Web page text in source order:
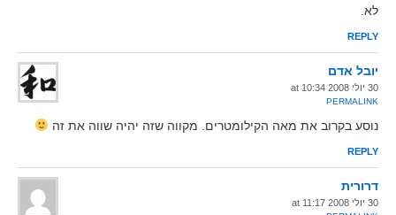
לא.
REPLY
יובל אדם
30 יולי 2008 at 10:34
PERMALINK
נוסע בקרוב את מאה הקילומטרים. מקווה שזה יהיה שווה את זה
REPLY
דרורית
30 יולי 2008 at 11:17